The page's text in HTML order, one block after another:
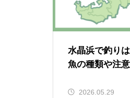
水晶浜で釣り
魚の種類や注
2026.05.29